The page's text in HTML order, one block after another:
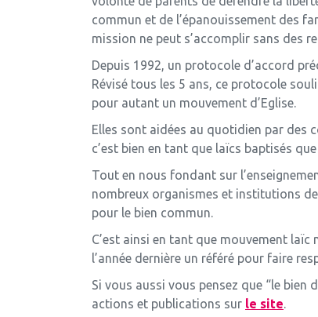
commun et de l’épanouissement des
mission ne peut s’accomplir sans des
Depuis 1992, un protocole d’accord
Révisé tous les 5 ans, ce protocole
pour autant un mouvement d’Eglise.
Elles sont aidées au quotidien par des
c’est bien en tant que laïcs baptisés
Tout en nous fondant sur
nombreux organismes et institutions
pour le bien commun.
C’est ainsi en tant que mouvement
l’année dernière un référé pour faire
Si vous aussi vous pensez que “le bien
actions et publications sur le site.